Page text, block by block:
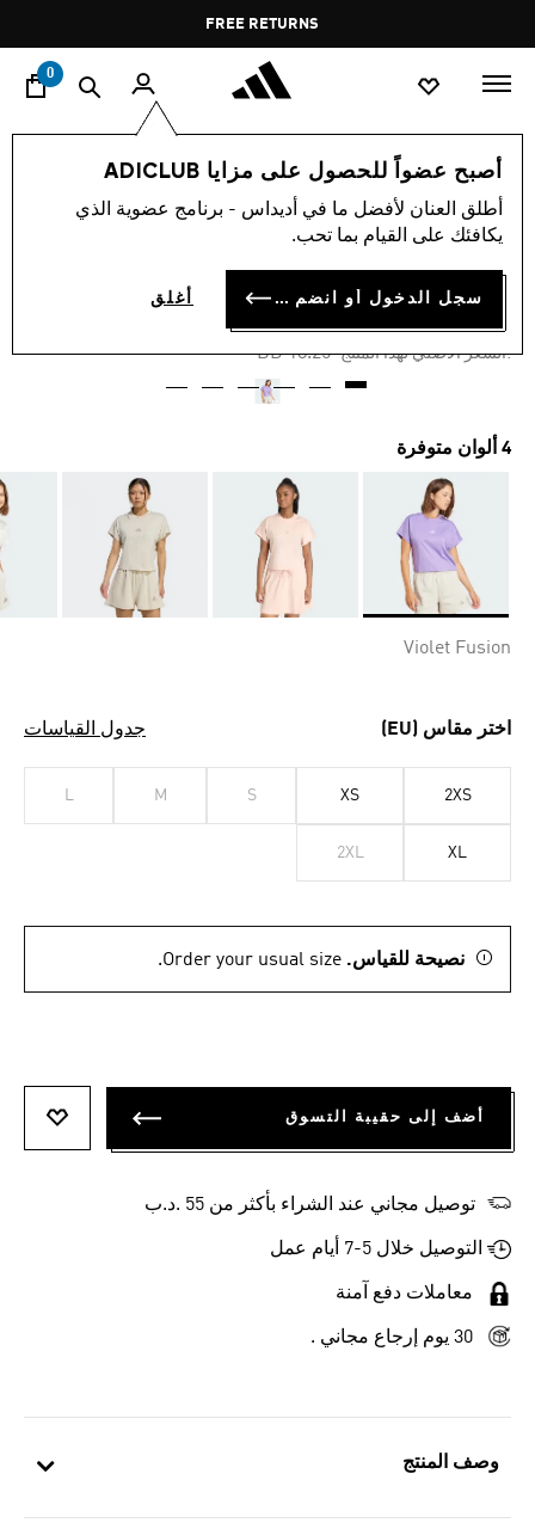
Pause
promotion
rotation
FREE RETURNS
0
أصبح عضواً للحصول على مزايا ADICLUB
أطلق العنان لأفضل ما في أديداس - برنامج عضوية الذي
يكافئك على القيام بما تحب.
سجل الدخول أو انضم الآن أغلق
وصف المنتج
النساء ملابس
-40%
تيشيرت ALL SZN
BD 10.95
:السعر الأصلي لهذا المنتج Price reduced from
BD 18.25
to
4 ألوان متوفرة
Violet Fusion
اختر مقاس (EU) جدول القياسات
2XS
XS
S
M
L
XL
2XL
نصيحة للقياس. Order your usual size.
أضف إلى حقيبة التسوق
توصيل مجاني عند الشراء بأكثر من 55 .د.ب‎
التوصيل خلال 5-7 أيام عمل
معاملات دفع آمنة